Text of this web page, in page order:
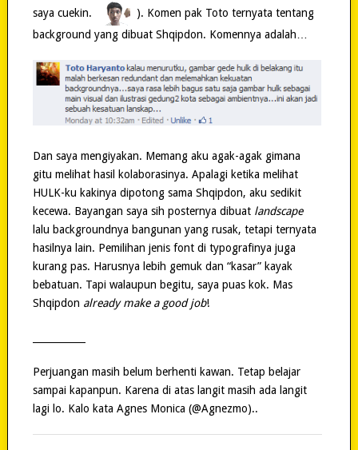
saya cuekin.
). Komen pak Toto ternyata tentang
background yang dibuat Shqipdon. Komennya adalah…
Dan saya mengiyakan. Memang aku agak-agak gimana
gitu melihat hasil kolaborasinya. Apalagi ketika melihat
HULK-ku kakinya dipotong sama Shqipdon, aku sedikit
kecewa. Bayangan saya sih posternya dibuat landscape
lalu backgroundnya bangunan yang rusak, tetapi ternyata
hasilnya lain. Pemilihan jenis font di typografinya juga
kurang pas. Harusnya lebih gemuk dan “kasar” kayak
bebatuan. Tapi walaupun begitu, saya puas kok. Mas
Shqipdon already make a good job!
Perjuangan masih belum berhenti kawan. Tetap belajar
sampai kapanpun. Karena di atas langit masih ada langit
lagi lo. Kalo kata Agnes Monica (@Agnezmo)..